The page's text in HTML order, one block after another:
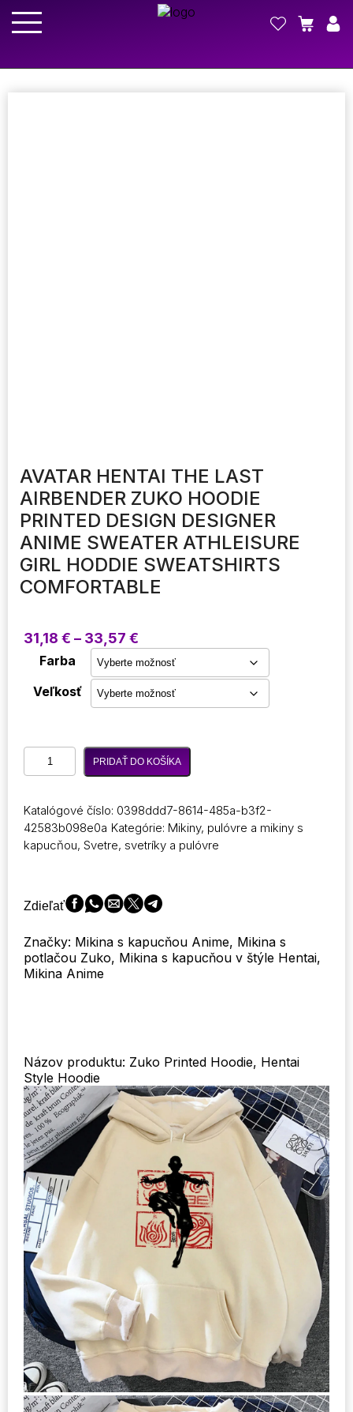
AVATAR HENTAI THE LAST
AIRBENDER ZUKO HOODIE
PRINTED DESIGN DESIGNER
ANIME SWEATER ATHLEISURE
GIRL HODDIE SWEATSHIRTS
COMFORTABLE
31,18 € – 33,57 €
range:
through
33,57 €
Farba
Veľkosť
množstvo
Avatar
Last
Airbender
Zuko
Designer
Sweater
Athleisure
Girl
PRIDAŤ DO KOŠÍKA
Katalógové číslo: 0398ddd7-8614-485a-b3f2-
42583b098e0a Kategórie: Mikiny, pulóvre a mikiny s
kapucňou, Svetre, svetríky a pulóvre
Zdieľať
Značky: Mikina s kapucňou Anime, Mikina s
potlačou Zuko, Mikina s kapucňou v štýle Hentai,
Mikina Anime
Názov produktu: Zuko Printed Hoodie, Hentai
Style Hoodie